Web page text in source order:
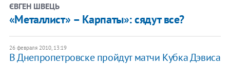
ЄВГЕН ШВЕЦЬ
«Металлист» – Карпаты»: сядут все?
26 февраля 2010, 13:19
В Днепропетровске пройдут матчи Кубка Дэвиса